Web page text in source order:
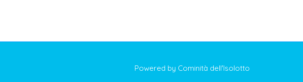
Powered by Cominità dell'Isolotto